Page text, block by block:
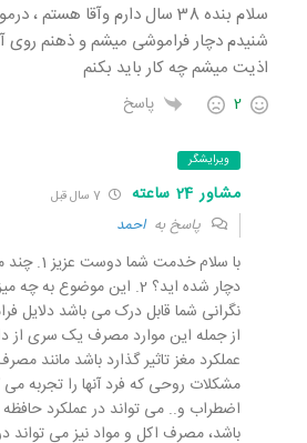
سلام بنده 38 سال دارم وآقا
شنیدم دچار فراموشی میشم و ذهنم روی
اذیت میشم چه کار باید بکنم
2 پاسخ
ویرایشگر
مشاور 24 ساعته
پاسخ بهاحمد
با سلام
دچار شده اید؟ 2. این
نگرانی شما قابل درک می باشد دلایل
از جمله این موارد مصرف یک سری از
عملکرد مغز تاثیر گذارد باشد مانند
مشکلات روحی که فرد آنها را تجربه می
اضطراب و.. می تواند در عملکرد حافظه
باشد، مصرف اکل و مواد نیز می تواند